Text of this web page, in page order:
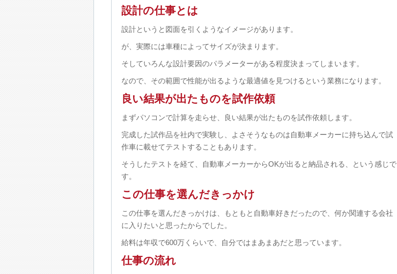
設計の仕事とは
設計というと図面を引くようなイメージがあります。
が、実際には車種によってサイズが決まります。
そしていろんな設計要因のパラメーターがある程度決まってしまいます。
なので、その範囲で性能が出るような最適値を見つけるという業務になります。
良い結果が出たものを試作依頼
まずパソコンで計算を走らせ、良い結果が出たものを試作依頼します。
完成した試作品を社内で実験し、よさそうなものは自動車メーカーに持ち込んで試
作車に載せてテストすることもあります。
そうしたテストを経て、自動車メーカーからOKが出ると納品される、という感じで
す。
この仕事を選んだきっかけ
この仕事を選んだきっかけは、もともと自動車好きだったので、何か関連する会社
に入りたいと思ったからでした。
給料は年収で600万くらいで、自分ではまあまあだと思っています。
仕事の流れ